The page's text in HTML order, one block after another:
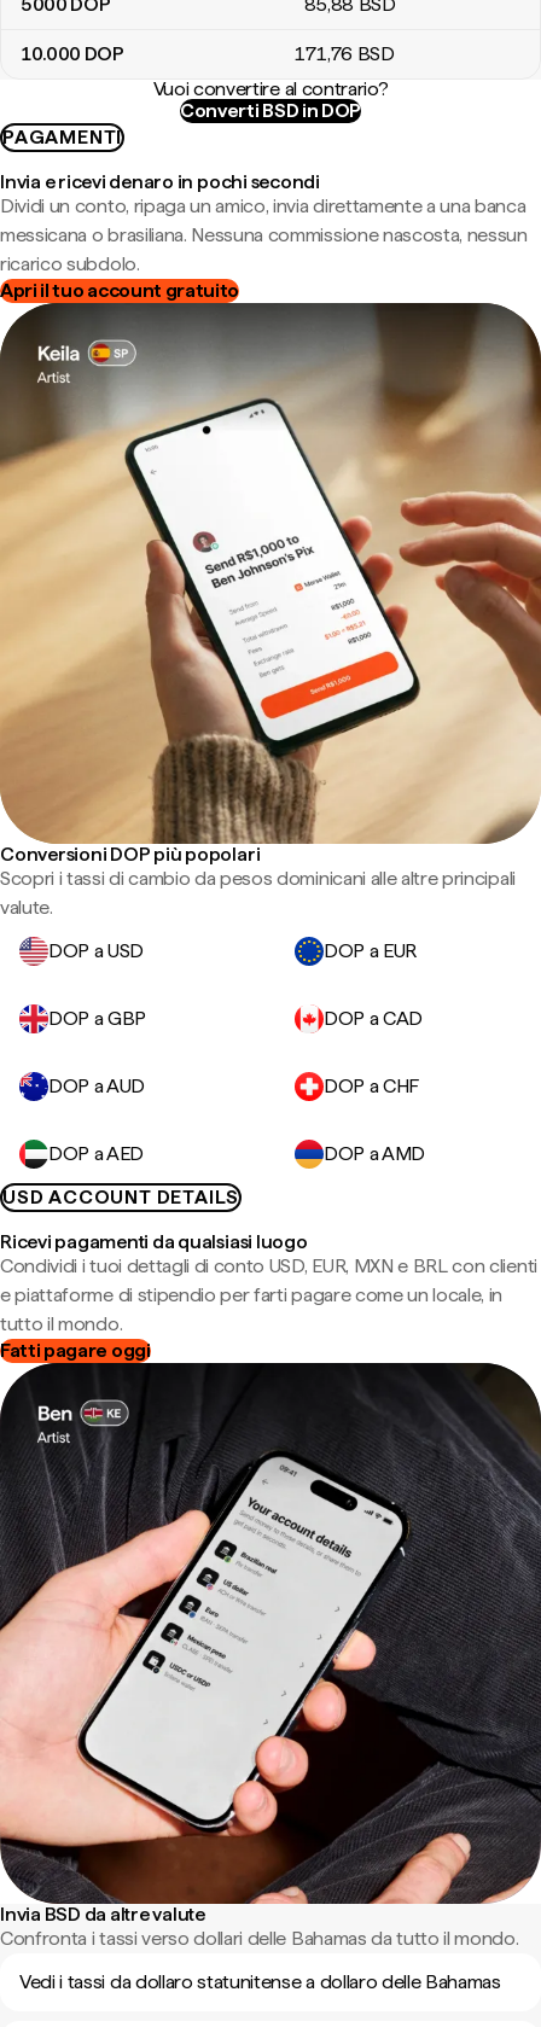
10.000 DOP 171,76 BSD
Vuoi convertire al contrario?
Converti BSD in DOP
PAGAMENTI
Invia e ricevi denaro in pochi secondi
Dividi un conto, ripaga un amico, invia direttamente a una banca
messicana o brasiliana. Nessuna commissione nascosta, nessun
ricarico subdolo.
Apri il tuo account gratuito
Conversioni DOP più popolari
Scopri i tassi di cambio da pesos dominicani alle altre principali
valute.
DOP a USD
DOP a EUR
DOP a GBP DOP a CAD
DOP a AUD DOP a CHF
DOP a AED
DOP a AMD
USD ACCOUNT DETAILS
Ricevi pagamenti da qualsiasi luogo
Condividi i tuoi dettagli di conto USD, EUR, MXN e BRL con clienti
e piattaforme di stipendio per farti pagare come un locale, in
tutto il mondo.
Fatti pagare oggi
Invia BSD da altre valute
Confronta i tassi verso dollari delle Bahamas da tutto il mondo.
Vedi i tassi da dollaro statunitense a dollaro delle Bahamas